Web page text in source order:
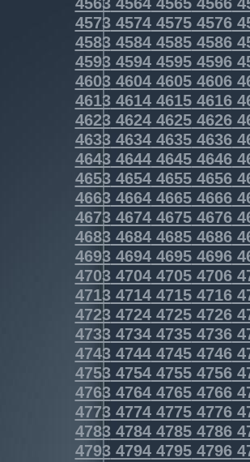
4573457445754576
4583458445854586
4593459445954596
4603460446054606
4613461446154616
4623462446254626
4633463446354636
4643464446454646
4653465446554656
4663466446654666
4673467446754676
4683468446854686
4693469446954696
4703470447054706
4713471447154716
4723472447254726
4733473447354736
4743474447454746
4753475447554756
4763476447654766
4773477447754776
4783478447854786
4793479447954796